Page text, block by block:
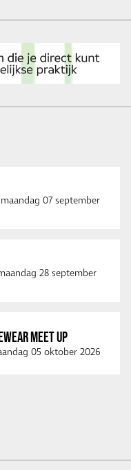
maandag 07 september
28 september
MEET UP
05 oktober 2026